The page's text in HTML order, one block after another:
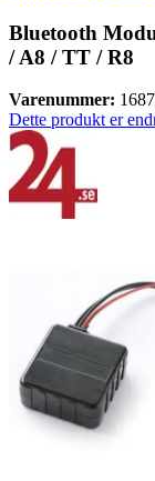
Bluetooth
/ A8 / TT / R8
Varenummer:
Dette produkt er